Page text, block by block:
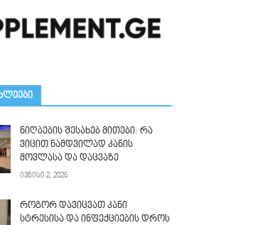
ნიღბების შესახებ მითები: რა
ვიცით ნამდვილად კანის
მოვლასა და დაცვაზე
ივნისი 2, 2026
როგორ დავიცვათ კანი
სტრესისა და ინფექციების დროს